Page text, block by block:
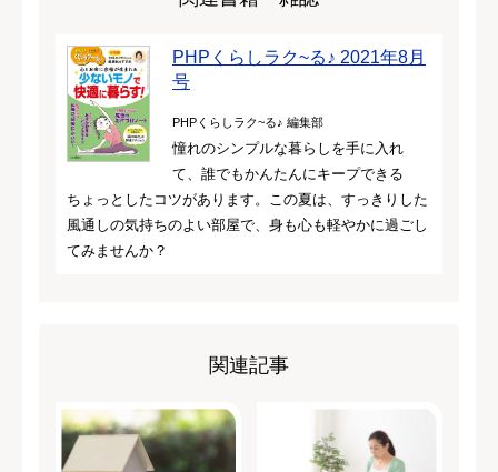
PHPくらしラク~る♪ 2021年8月
号
PHPくらしラク~る♪ 編集部
憧れのシンプルな暮らしを手に入れ
て、誰でもかんたんにキープできる
ちょっとしたコツがあります。この夏は、すっきりした
風通しの気持ちのよい部屋で、身も心も軽やかに過ごし
てみませんか？
関連記事